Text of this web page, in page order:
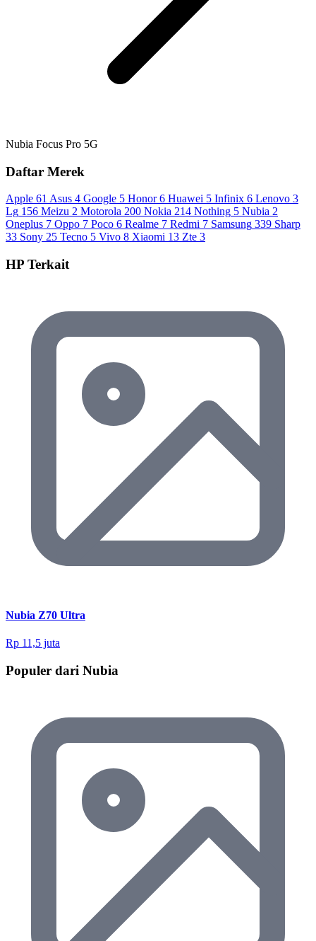
Nubia Focus Pro 5G
Daftar Merek
Apple 61 Asus 4 Google 5 Honor 6 Huawei 5 Infinix 6 Lenovo 3
Lg 156 Meizu 2 Motorola 200 Nokia 214 Nothing 5 Nubia 2
Oneplus 7 Oppo 7 Poco 6 Realme 7 Redmi 7 Samsung 339 Sharp
33 Sony 25 Tecno 5 Vivo 8 Xiaomi 13 Zte 3
HP Terkait
Nubia Z70 Ultra
Rp 11,5 juta
Populer dari Nubia